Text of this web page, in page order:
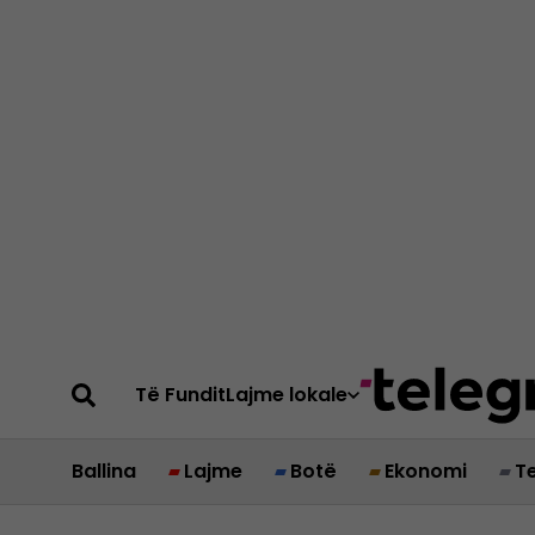
Të FunditLajme lokale
Ballina Lajme Botë Ekonomi